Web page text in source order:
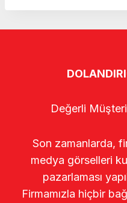
Değerli
Son zamanlarda,
medya görselleri
pazarlaması
Firmamızla hiçbir